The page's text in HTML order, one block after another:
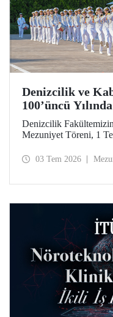
Denizcilik ve
100’üncü
Mezuniyet
Denizcilik
Mezuniyet Töreni, 1
düzenlendi. İTÜ’lüler,
03 Tem 2026